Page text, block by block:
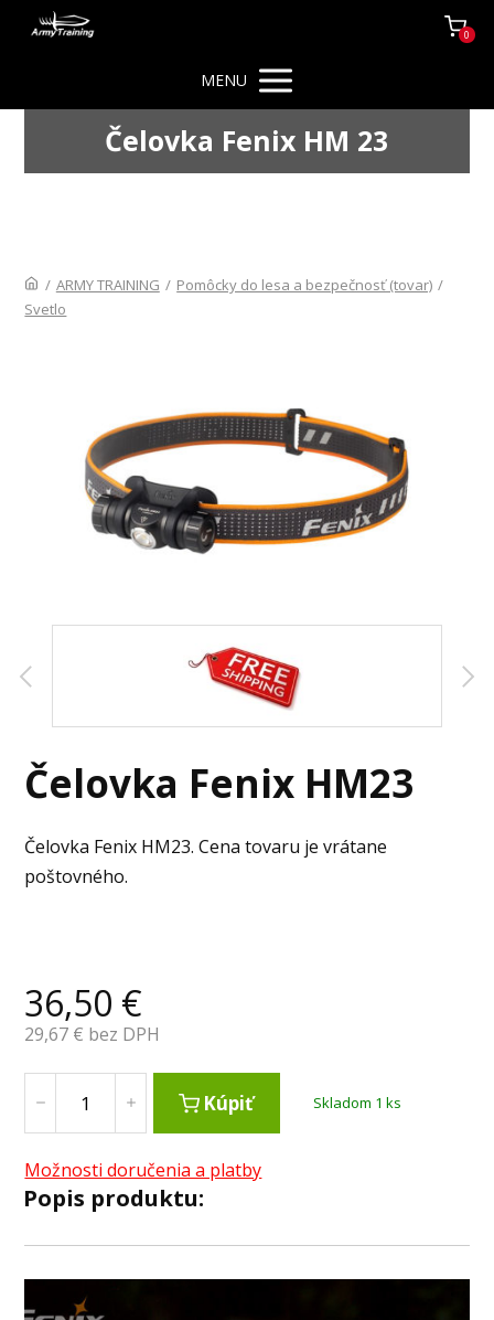
0
MENU
Čelovka Fenix HM 23
/ ARMY TRAINING / Pomôcky do lesa a bezpečnosť (tovar) /
Svetlo
Čelovka Fenix HM23
Čelovka Fenix HM23. Cena tovaru je vrátane
poštovného.
36,50 €
29,67 € bez DPH
Kúpiť Skladom 1 ks
Možnosti doručenia a platby
Popis produktu: